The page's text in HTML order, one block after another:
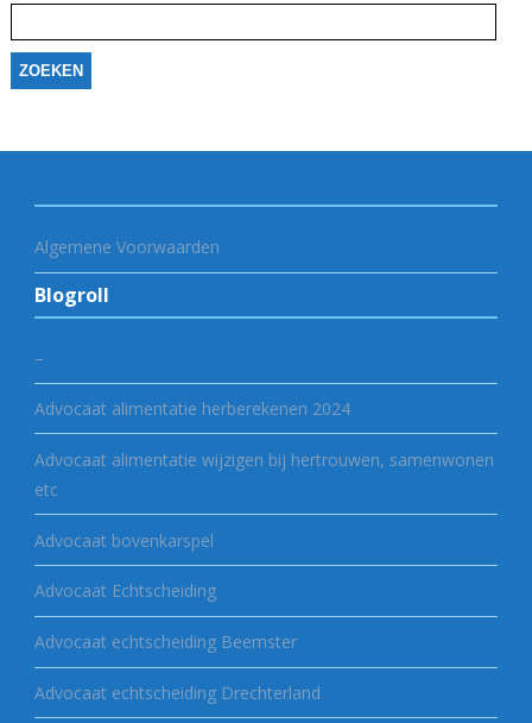
naar:
Algemene Voorwaarden
Blogroll
–
Advocaat alimentatie herberekenen 2024
Advocaat alimentatie wijzigen bij hertrouwen, samenwonen
etc
Advocaat bovenkarspel
Advocaat Echtscheiding
Advocaat echtscheiding Beemster
Advocaat echtscheiding Drechterland